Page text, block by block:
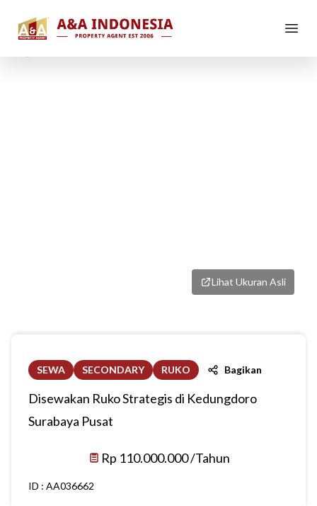
Lihat Ukuran Asli
SEWA SECONDARY RUKO Bagikan
Disewakan Ruko Strategis di Kedungdoro
Surabaya Pusat
Rp 110.000.000 /Tahun
ID : AA036662